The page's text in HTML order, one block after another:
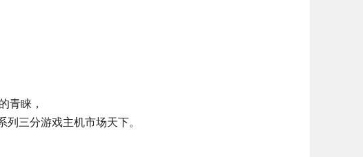
青睐，
三分游戏主机市场天下。